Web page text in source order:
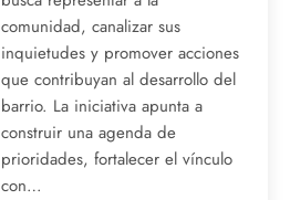
comunidad, canalizar sus
inquietudes y promover acciones
que contribuyan al desarrollo del
barrio. La iniciativa apunta a
construir una agenda de
prioridades, fortalecer el vínculo
con…